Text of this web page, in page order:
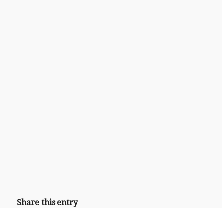
Share this entry